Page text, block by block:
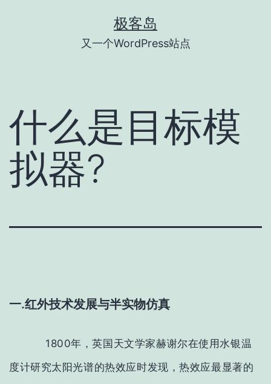
极客岛
又一个WordPress站点
什么是目标模
拟器?
一.红外技术发展与半实物仿真
1800年，英国天文学家赫谢尔在使用水银温
度计研究太阳光谱的热效应时发现，热效应最显著的